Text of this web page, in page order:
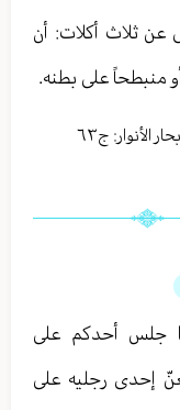
ثلاث أكلات: أن
منبطحاً على بطنه.
الأنوار: ج٦٣
جلس أحدكم على
إحدى رجليه على